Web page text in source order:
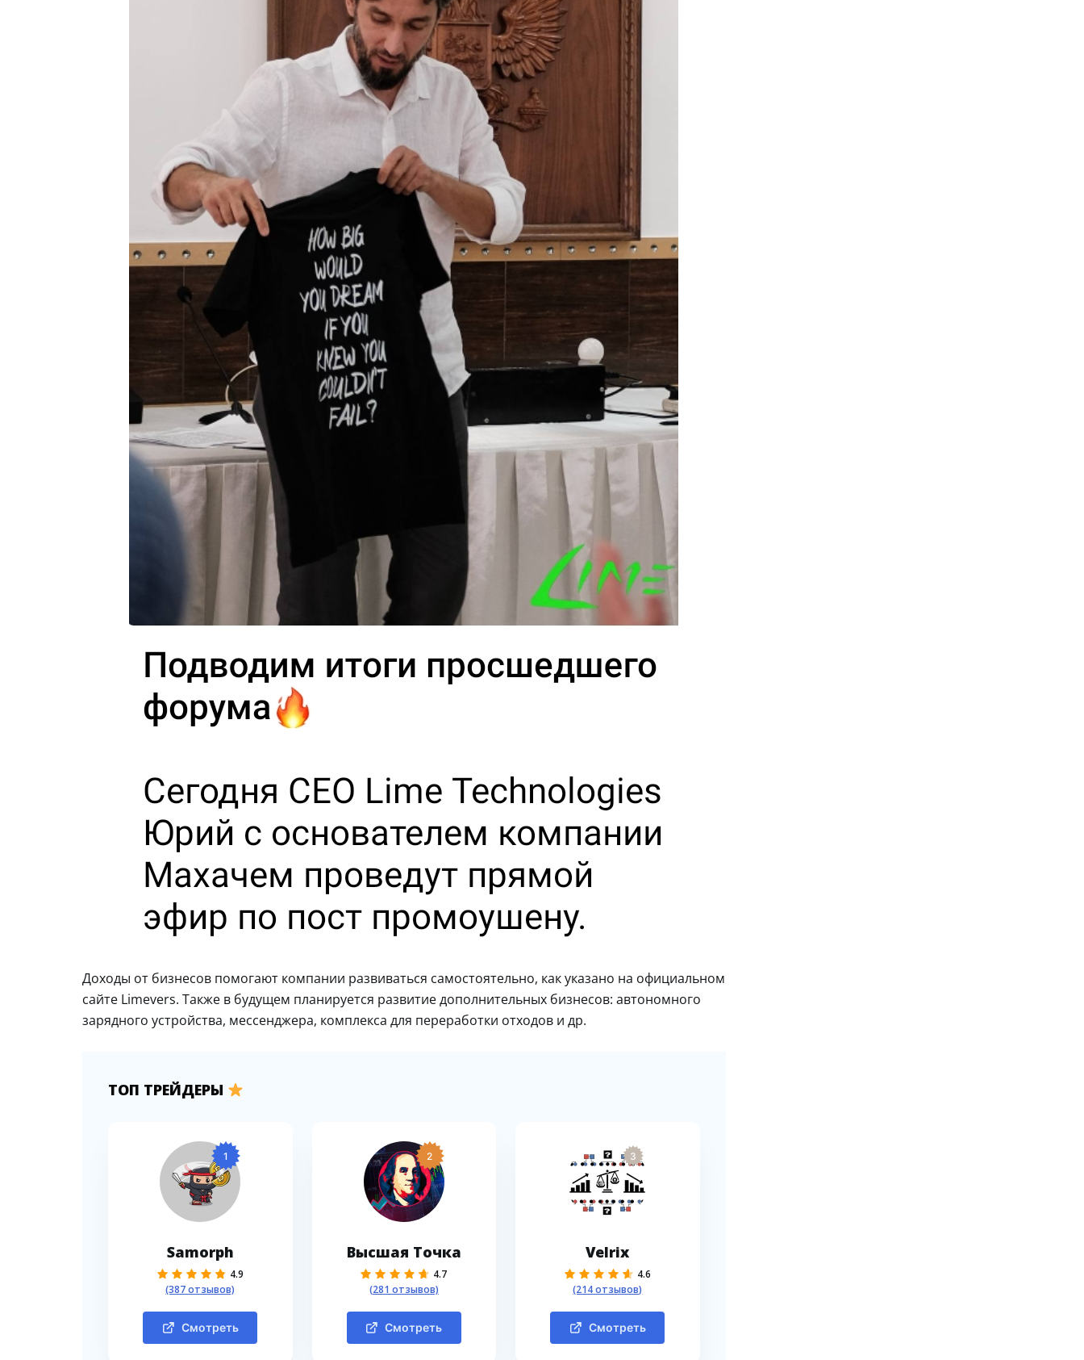
Доходы от бизнесов помогают компании развиваться самостоятельно, как указано на официальном
сайте Limevers. Также в будущем планируется развитие дополнительных бизнесов: автономного
зарядного устройства, мессенджера, комплекса для переработки отходов и др.
ТОП ТРЕЙДЕРЫ
1
Samorph
4.9
(387 отзывов)
Смотреть
2
Высшая Точка
4.7
(281 отзывов)
Смотреть
3
Velrix
4.6
(214 отзывов)
Смотреть